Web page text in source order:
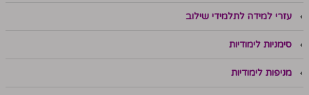
עזרי למידה לתלמידי שילוב
סימניות לימודיות
מניפות לימודיות